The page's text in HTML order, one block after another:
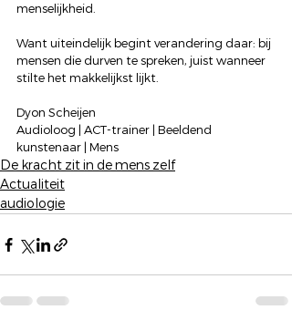
menselijkheid.
Want uiteindelijk begint verandering daar: bij
mensen die durven te spreken, juist wanneer
stilte het makkelijkst lijkt.
Dyon Scheijen
Audioloog | ACT-trainer | Beeldend
kunstenaar | Mens
De kracht zit in de mens zelf
Actualiteit
audiologie